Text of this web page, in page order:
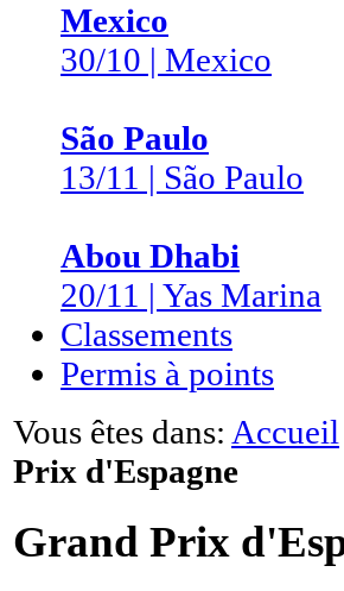
Mexico
30/10 | Mexico
São Paulo
13/11 | São Paulo
Abou Dhabi
20/11 | Yas Marina
Classements
Permis à points
Vous êtes dans: Accueil
Prix d'Espagne
Grand Prix